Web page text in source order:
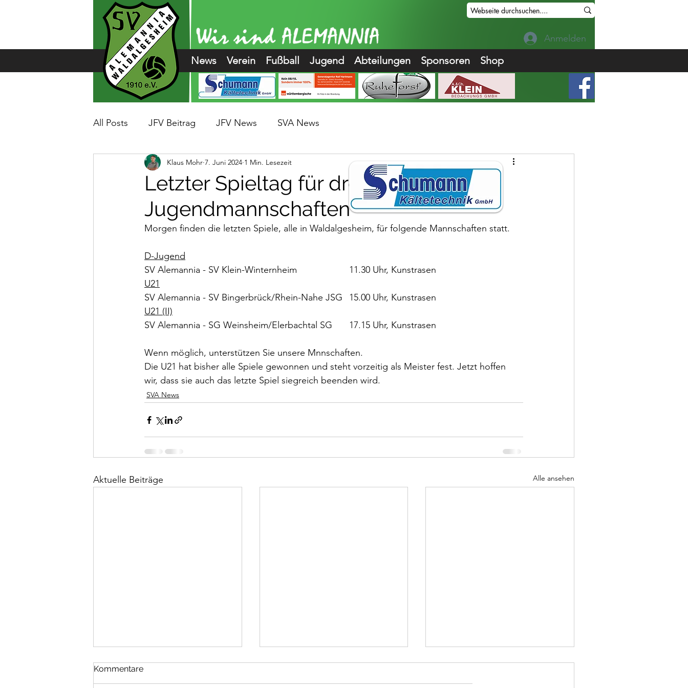
News Verein Fußball Jugend Abteilungen Sponsoren Shop
Anmelden
All Posts JFV Beitrag JFV News SVA News
Letzter Spieltag für drei
Jugendmannschaften
Klaus Mohr 7. Juni 2024 1 Min. Lesezeit
Morgen finden die letzten Spiele, alle in Waldalgesheim, für folgende Mannschaften statt.
D-Jugend
SV Alemannia - SV Klein-Winternheim			11.30 Uhr, Kunstrasen
U21
SV Alemannia - SV Bingerbrück/Rhein-Nahe JSG	15.00 Uhr, Kunstrasen
U21 (II)
SV Alemannia - SG Weinsheim/Elerbachtal SG	17.15 Uhr, Kunstrasen
Wenn möglich, unterstützen Sie unsere Mnnschaften.
Die U21 hat bisher alle Spiele gewonnen und steht vorzeitig als Meister fest. Jetzt hoffen
wir, dass sie auch das letzte Spiel siegreich beenden wird.
SVA News
Aktuelle Beiträge Alle ansehen
Kommentare